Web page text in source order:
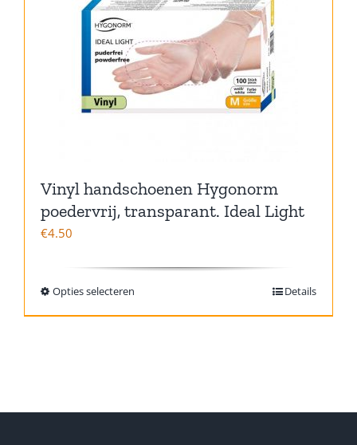
Vinyl handschoenen Hygonorm
poedervrij, transparant. Ideal Light
€4.50
Opties selecteren Details